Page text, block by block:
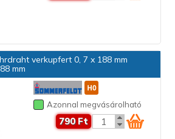
verkupfert 0, 7 x 188 mm
mm
Azonnal megvásárolható
790 Ft